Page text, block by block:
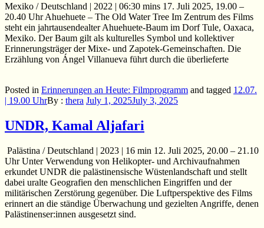
Mexiko / Deutschland | 2022 | 06:30 mins 17. Juli 2025, 19.00 –
20.40 Uhr Ahuehuete – The Old Water Tree Im Zentrum des Films
steht ein jahrtausendealter Ahuehuete-Baum im Dorf Tule, Oaxaca,
Mexiko. Der Baum gilt als kulturelles Symbol und kollektiver
Erinnerungsträger der Mixe- und Zapotek-Gemeinschaften. Die
Erzählung von Ángel Villanueva führt durch die überlieferte
Posted in Erinnerungen an Heute: Filmprogramm and tagged 12.07.
| 19.00 UhrBy : thera July 1, 2025July 3, 2025
UNDR, Kamal Aljafari
Palästina / Deutschland | 2023 | 16 min 12. Juli 2025, 20.00 – 21.10
Uhr Unter Verwendung von Helikopter- und Archivaufnahmen
erkundet UNDR die palästinensische Wüstenlandschaft und stellt
dabei uralte Geografien den menschlichen Eingriffen und der
militärischen Zerstörung gegenüber. Die Luftperspektive des Films
erinnert an die ständige Überwachung und gezielten Angriffe, denen
Palästinenser:innen ausgesetzt sind.